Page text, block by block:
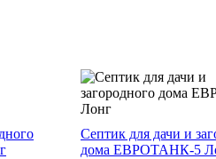
Септик для дачи и
дома ЕВРОТАНК-5